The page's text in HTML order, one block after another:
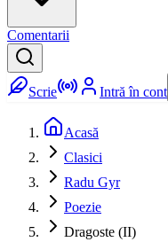
Comentarii
Scrie Intră în cont
Acasă
Clasici
Radu Gyr
Poezie
Dragoste (II)